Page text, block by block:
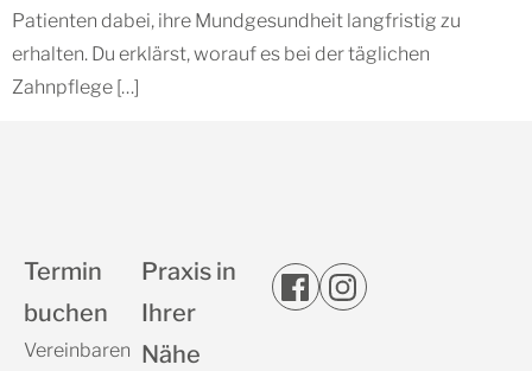
Patienten dabei, ihre Mundgesundheit langfristig zu
erhalten. Du erklärst, worauf es bei der täglichen
Zahnpflege […]
Termin
buchen
Vereinbaren
Praxis in
Ihrer
Nähe